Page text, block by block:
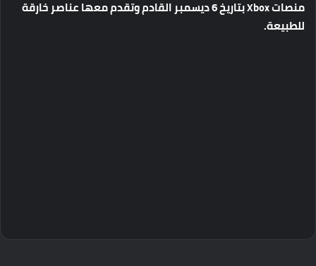
منصات
بتاريخ ديسمبرالقادموتقدممعهاعناصرخارقة
للطبيعة.